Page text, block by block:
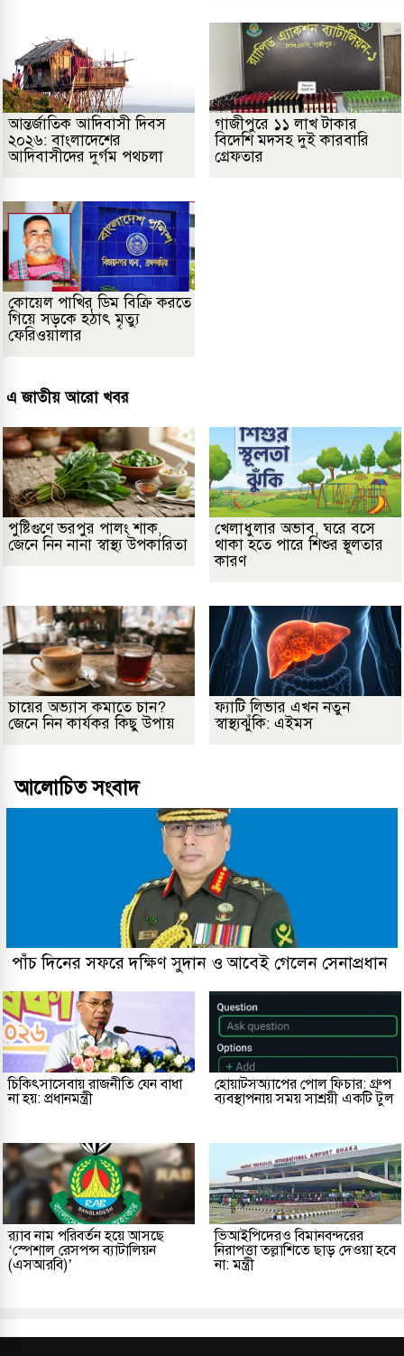
আন্তর্জাতিক আদিবাসী দিবস
২০২৬: বাংলাদেশের
আদিবাসীদের দুর্গম পথচলা
গাজীপুরে ১১ লাখ টাকার
বিদেশি মদসহ দুই কারবারি
গ্রেফতার
কোয়েল পাখির ডিম বিক্রি করতে
গিয়ে সড়কে হঠাৎ মৃত্যু
ফেরিওয়ালার
এ জাতীয় আরো খবর
পুষ্টিগুণে ভরপুর পালং শাক,
জেনে নিন নানা স্বাস্থ্য উপকারিতা
খেলাধুলার অভাব, ঘরে বসে
থাকা হতে পারে শিশুর স্থূলতার
কারণ
চায়ের অভ্যাস কমাতে চান?
জেনে নিন কার্যকর কিছু উপায়
ফ্যাটি লিভার এখন নতুন
স্বাস্থ্যঝুঁকি: এইমস
আলোচিত সংবাদ
পাঁচ দিনের সফরে দক্ষিণ সুদান ও আবেই গেলেন সেনাপ্রধান
চিকিৎসাসেবায় রাজনীতি যেন বাধা
না হয়: প্রধানমন্ত্রী
হোয়াটসঅ্যাপের পোল ফিচার: গ্রুপ
ব্যবস্থাপনায় সময় সাশ্রয়ী একটি টুল
র‌্যাব নাম পরিবর্তন হয়ে আসছে
‘স্পেশাল রেসপন্স ব্যাটালিয়ন
(এসআরবি)’
ভিআইপিদেরও বিমানবন্দরের
নিরাপত্তা তল্লাশিতে ছাড় দেওয়া হবে
না: মন্ত্রী